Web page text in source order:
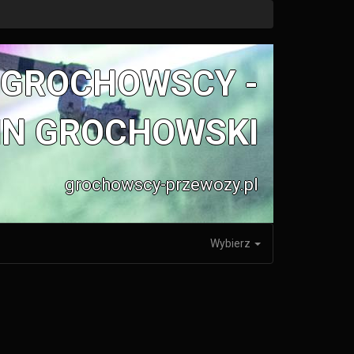
-
GROCHOWSKI
grochowscy-przewozy.pl
Wybierz